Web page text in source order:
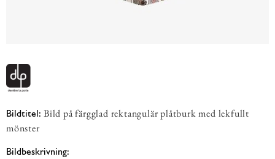
Bildtitel: Bild på färgglad rektangulär plåtburk med lekfullt
mönster
Bildbeskrivning: